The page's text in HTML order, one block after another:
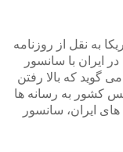
به نقل از روزنامه
ایران با سانسور
گوید که بالا رفتن
کشور به رسانه ها
ایران، سانسور